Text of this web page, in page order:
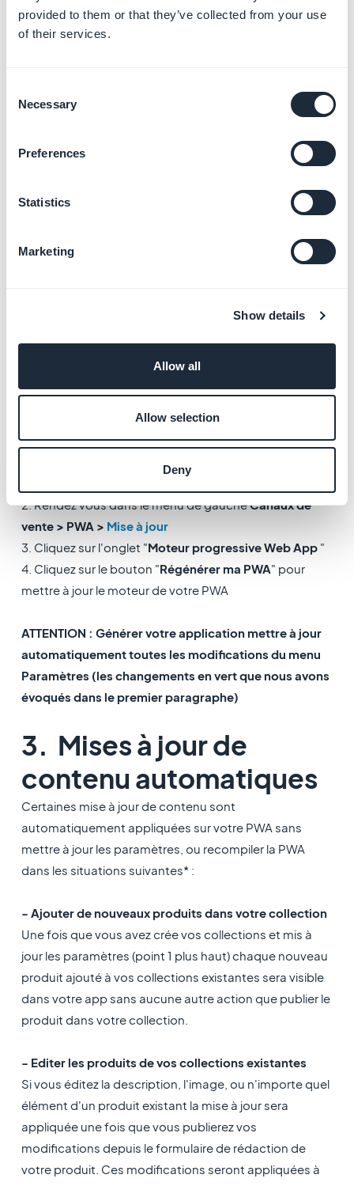
provided to them or that they’ve collected from your use
of their services.
Selection
Necessary
Preferences
Statistics
Marketing
Show details
Allow all
Allow selection
Deny
2. Les mises à jour
nécessitant une
recompilation de votre
- Implémenter une nouvelle fonctionnalité
*Liste non exhaustive.
2. Rendez vous dans le menu de gaucheCanaux de
vente > PWA > Mise à jour
3. Cliquez sur l'onglet "Moteur progressive Web App"
4. Cliquez sur le bouton "Régénérer ma PWA" pour
mettre à jour le moteur de votre PWA
ATTENTION : Générer votre application mettre à jour
automatiquement toutes les modifications du menu
Paramètres (les changements en vert que nous avons
évoqués dans le premier paragraphe)
3. Mises à jour de
contenu automatiques
Certaines mise à jour de contenu sont
automatiquement appliquées sur votre PWA sans
mettre à jour les paramètres, ou recompiler la PWA
dans les situations suivantes* :
- Ajouter de nouveaux produits dans votre collection
Une fois que vous avez crée vos collections et mis à
jour les paramètres (point 1 plus haut) chaque nouveau
produit ajouté à vos collections existantes sera visible
dans votre app sans aucune autre action que publier le
produit dans votre collection.
- Editer les produits de vos collections existantes
Si vous éditez la description, l'image, ou n'importe quel
élément d'un produit existant la mise à jour sera
appliquée une fois que vous publierez vos
modifications depuis le formulaire de rédaction de
votre produit. Ces modifications seront appliquées à